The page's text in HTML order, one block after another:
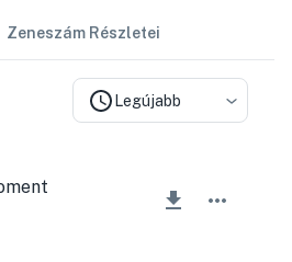
Zeneszám Részletei
Legújabb